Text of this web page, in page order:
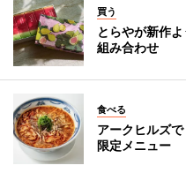
買う
とらやが新作
組み合わせ
食べる
アークヒルズ
限定メニュー